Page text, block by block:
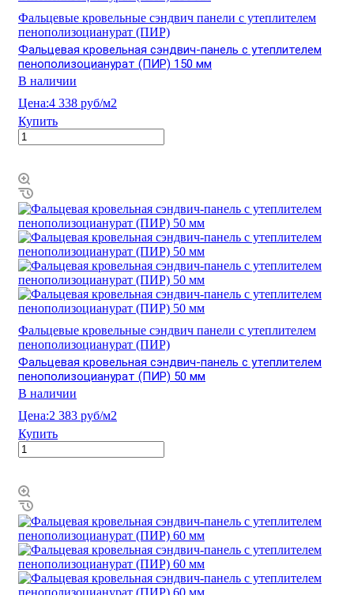
Фальцевые кровельные сэндвич панели с утеплителем
пенополизоцианурат (ПИР)
Фальцевая кровельная сэндвич-панель с утеплителем
пенополизоцианурат (ПИР) 150 мм
В наличии
Цена:4 338 руб/м2
Купить
Фальцевые кровельные сэндвич панели с утеплителем
пенополизоцианурат (ПИР)
Фальцевая кровельная сэндвич-панель с утеплителем
пенополизоцианурат (ПИР) 50 мм
В наличии
Цена:2 383 руб/м2
Купить